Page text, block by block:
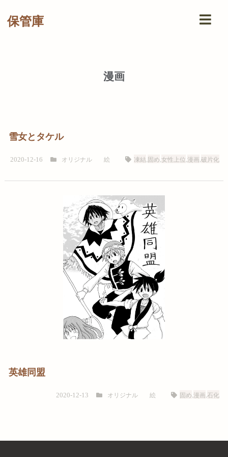
保管庫
漫画
雪女とタケル
2020-12-16 オリジナル 絵 凍結 固め ,女性上位 ,漫画 ,破片化
英雄同盟
2020-12-13 オリジナル 絵 固め,漫画,石化